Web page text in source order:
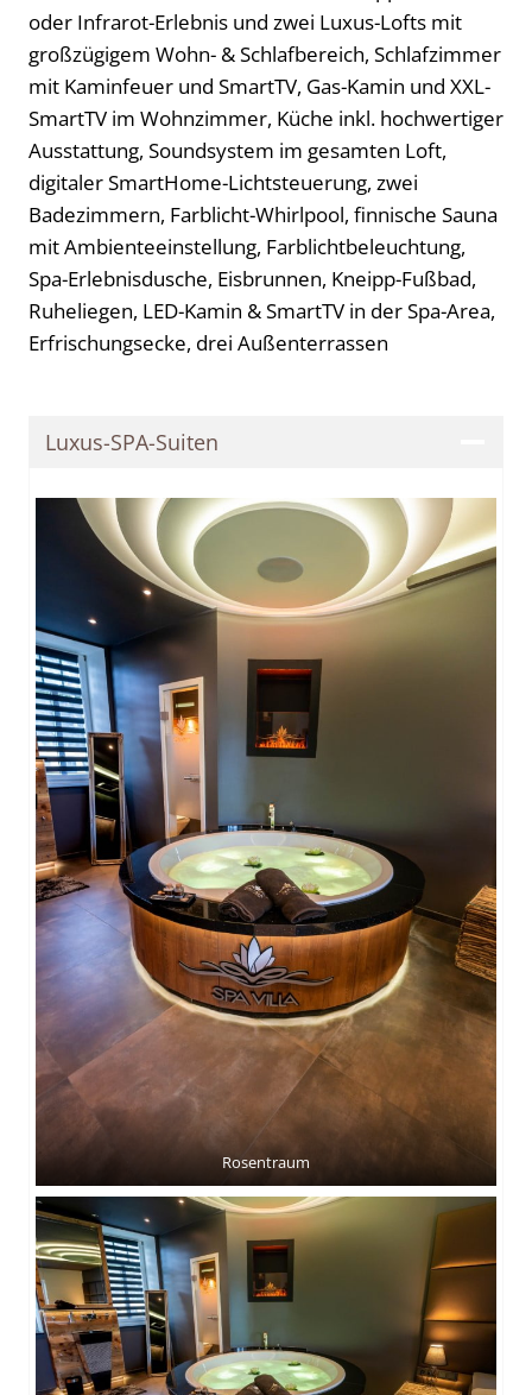
oder Infrarot-Erlebnis und zwei Luxus-Lofts mit
großzügigem Wohn- & Schlafbereich, Schlafzimmer
mit Kaminfeuer und SmartTV, Gas-Kamin und XXL-
SmartTV im Wohnzimmer, Küche inkl. hochwertiger
Ausstattung, Soundsystem im gesamten Loft,
digitaler SmartHome-Lichtsteuerung, zwei
Badezimmern, Farblicht-Whirlpool, finnische Sauna
mit Ambienteeinstellung, Farblichtbeleuchtung,
Spa-Erlebnisdusche, Eisbrunnen, Kneipp-Fußbad,
Ruheliegen, LED-Kamin & SmartTV in der Spa-Area,
Erfrischungsecke, drei Außenterrassen
Luxus-SPA-Suiten
Rosentraum